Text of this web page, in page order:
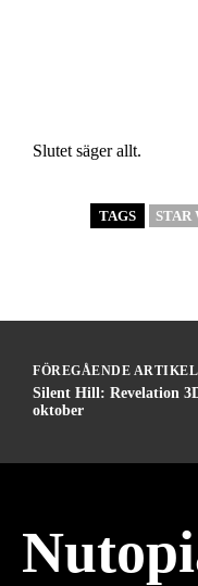
Slutet säger allt.
TAGS STAR
FÖREGÅENDE ARTIKEL
Silent Hill: Revelation
oktober